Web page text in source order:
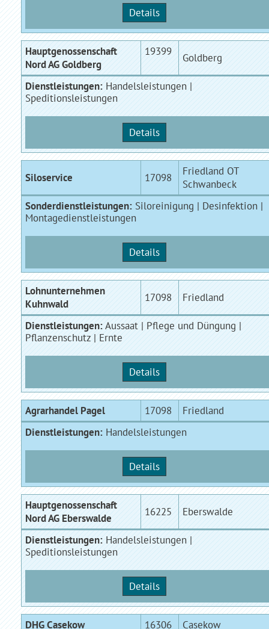
Details
Hauptgenossenschaft
Nord AG Goldberg
19399 Goldberg
Dienstleistungen: Handelsleistungen |
Speditionsleistungen
Details
Siloservice 17098
Friedland OT
Schwanbeck
Sonderdienstleistungen: Siloreinigung | Desinfektion |
Montagedienstleistungen
Details
Lohnunternehmen
Kuhnwald
17098 Friedland
Dienstleistungen:Aussaat | Pflege und Düngung |
Pflanzenschutz | Ernte
Details
Agrarhandel Pagel 17098
Friedland
Dienstleistungen: Handelsleistungen
Details
Hauptgenossenschaft
Nord AG Eberswalde
16225 Eberswalde
Dienstleistungen: Handelsleistungen |
Speditionsleistungen
Details
DHG Casekow 16306
Casekow